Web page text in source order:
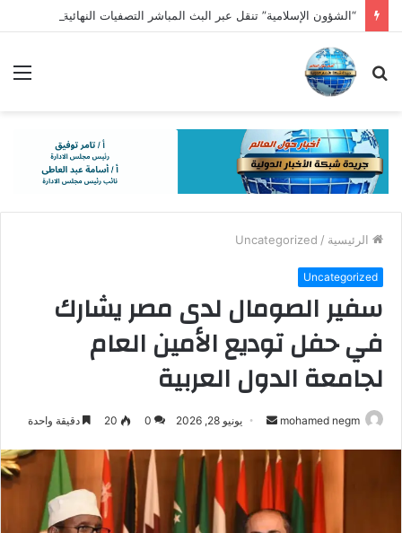
بحث
الرئيسية /
Uncategorized
Uncategorized
سفير الصومال لدى مصر يشارك
في حفل توديع الأمين العام
لجامعة الدول العربية
mohamed negm
أرسل
إلكترونيا
يونيو 28, 2026 0
20 دقيقة واحدة